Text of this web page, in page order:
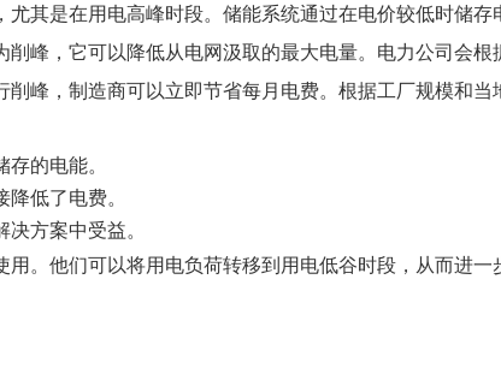
其是在用电高峰时段。储能系统通过在电价较低时储存
削峰，它可以降低从电网汲取的最大电量。电力公司会
削峰，制造商可以立即节省每月电费。根据工厂规模和
的电能。
低了电费。
方案中受益。
。他们可以将用电负荷转移到用电低谷时段，从而进